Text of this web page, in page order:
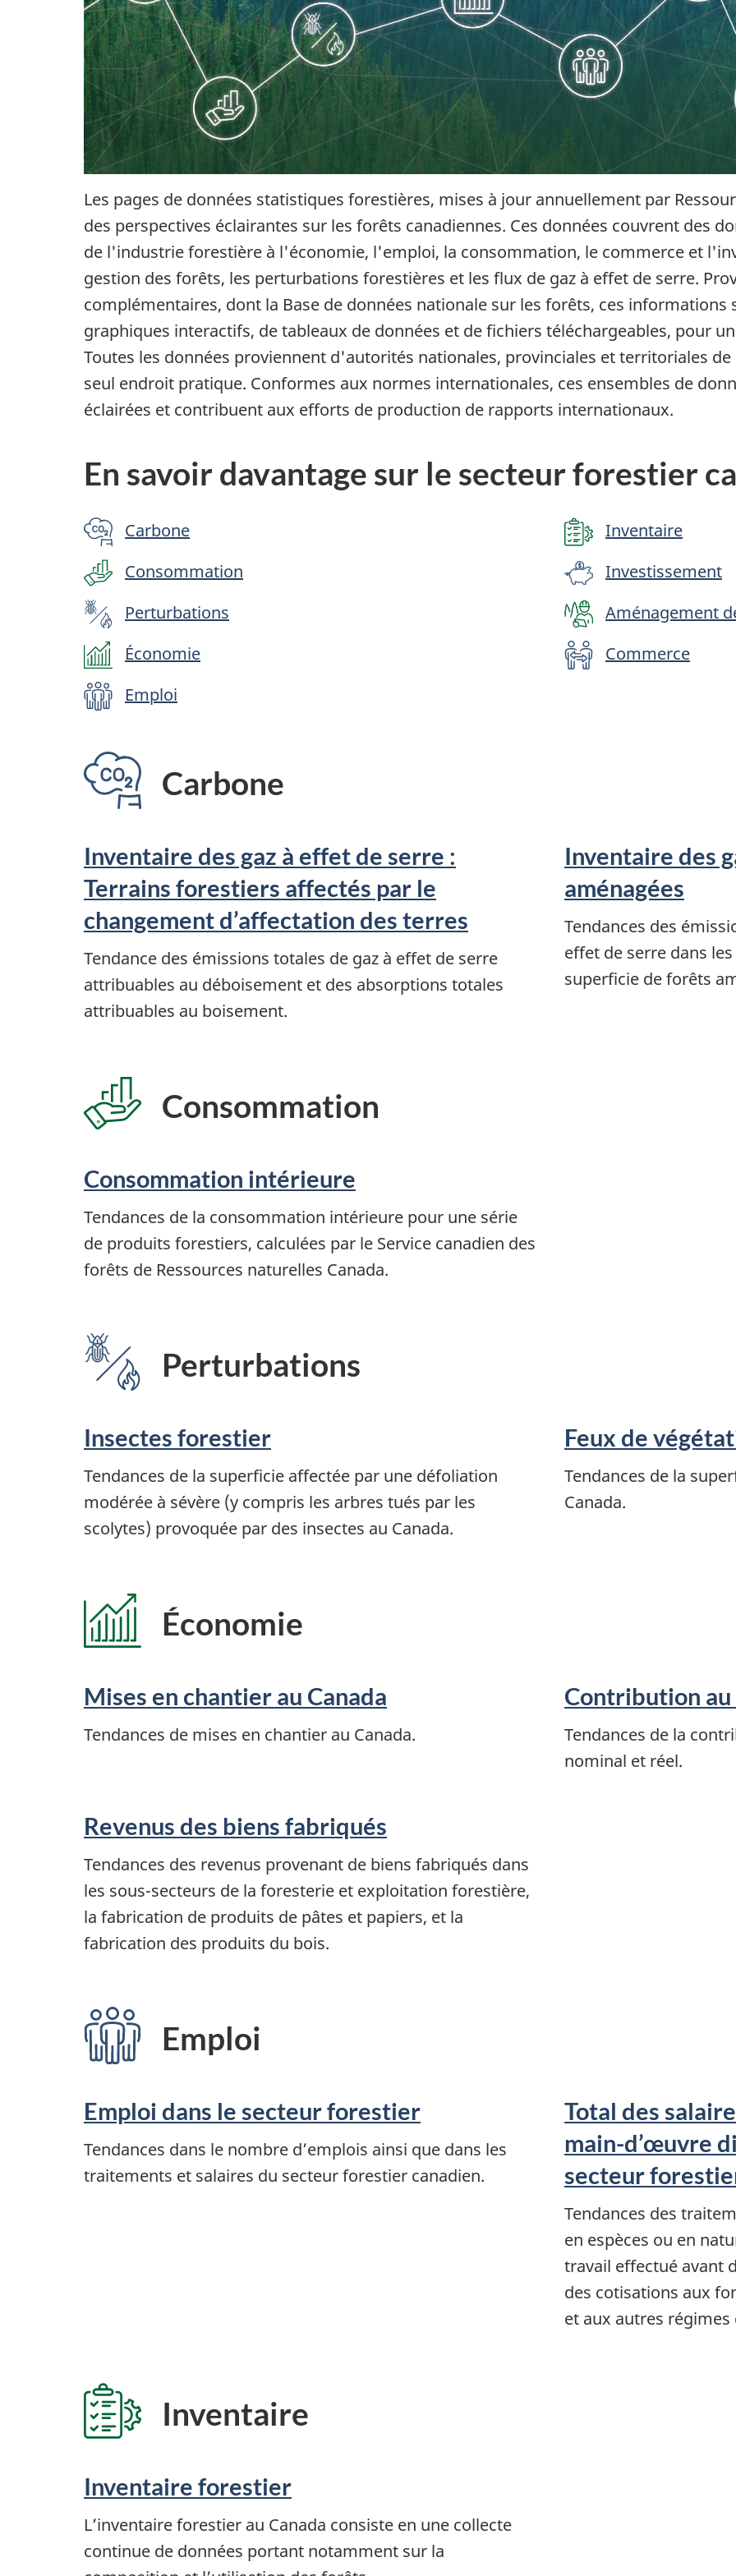
Les pages de données statistiques forestières, mises à jour annuellement par
des perspectives éclairantes sur les forêts canadiennes. Ces données couvrent des
de l'industrie forestière à l'économie, l'emploi, la consommation, le commerce et
gestion des forêts, les perturbations forestières et les flux de gaz à effet de serre.
complémentaires, dont la Base de données nationale sur les forêts, ces
graphiques interactifs, de tableaux de données et de fichiers téléchargeables, pour
Toutes les données proviennent d'autorités nationales, provinciales et territoriales
seul endroit pratique. Conformes aux normes internationales, ces ensembles de
éclairées et contribuent aux efforts de production de rapports internationaux.
En savoir davantage sur le secteur forestier
Carbone
Consommation
Perturbations
Économie
Emploi
Inventaire
Investissement
Aménagement
Commerce
Carbone
Inventaire des gaz à effet de serre :
Terrains forestiers affectés par le
changement d’affectation des terres
Tendance des émissions totales de gaz à effet de serre
attribuables au déboisement et des absorptions totales
attribuables au boisement.
Inventaire des
aménagées
Tendances des
effet de serre dans
superficie de forêts
Consommation
Consommation intérieure
Tendances de la consommation intérieure pour une série
de produits forestiers, calculées par le Service canadien des
forêts de Ressources naturelles Canada.
Perturbations
Insectes forestier
Tendances de la superficie affectée par une défoliation
modérée à sévère (y compris les arbres tués par les
scolytes) provoquée par des insectes au Canada.
Feux de
Tendances de la
Canada.
Économie
Mises en chantier au Canada
Tendances de mises en chantier au Canada.
Contribution
Tendances de la
nominal et réel.
Revenus des biens fabriqués
Tendances des revenus provenant de biens fabriqués dans
les sous-secteurs de la foresterie et exploitation forestière,
la fabrication de produits de pâtes et papiers, et la
fabrication des produits du bois.
Emploi
Emploi dans le secteur forestier
Tendances dans le nombre d’emplois ainsi que dans les
traitements et salaires du secteur forestier canadien.
Total des
main-d’œuvre
secteur
Tendances des
en espèces ou en
travail effectué avant
des cotisations aux
et aux autres régimes
Inventaire
Inventaire forestier
L’inventaire forestier au Canada consiste en une collecte
continue de données portant notamment sur la